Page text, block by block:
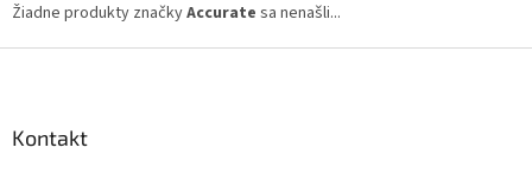
Žiadne produkty značkyAccurate sa nenašli...
Kontakt